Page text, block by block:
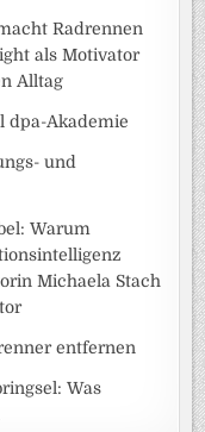
Radrennen
als Motivator
Alltag
dpa-Akademie
und
Warum
Michaela Stach
entfernen
Was